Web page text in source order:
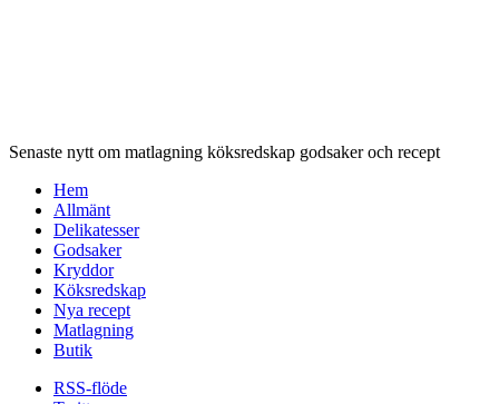
Senaste nytt om matlagning köksredskap godsaker och recept
Hem
Allmänt
Delikatesser
Godsaker
Kryddor
Köksredskap
Nya recept
Matlagning
Butik
RSS-flöde